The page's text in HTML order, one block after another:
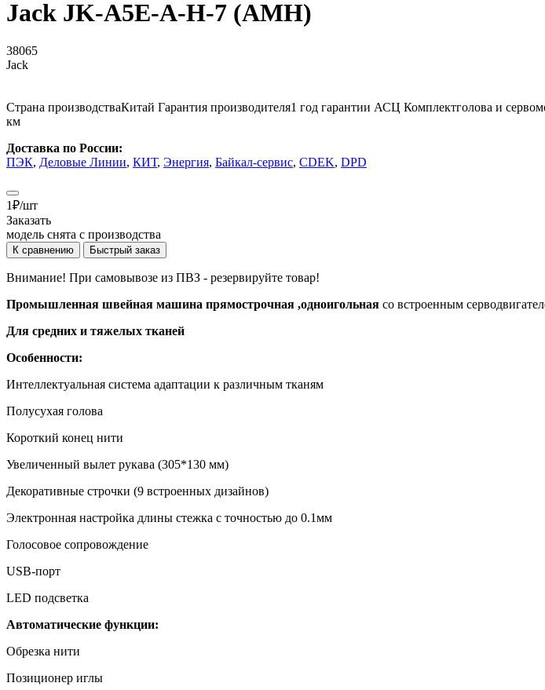
Jack JK-A5E-A-H-7 (AMH)
38065
Jack
Страна производстваКитай Гарантия производителя1 год гарантии АСЦ Комплектголова и
км
Доставка по России:
ПЭК, Деловые Линии, КИТ, Энергия, Байкал-сервис, CDEK, DPD
1₽/шт
Заказать
модель снята с производства
К сравнению Быстрый заказ
Внимание! При самовывозе из ПВЗ - резервируйте товар!
Промышленная швейная машина прямострочная ,одноигольная со встроенным
Для средних и тяжелых тканей
Особенности:
Интеллектуальная система адаптации к различным тканям
Полусухая голова
Короткий конец нити
Увеличенный вылет рукава (305*130 мм)
Декоративные строчки (9 встроенных дизайнов)
Электронная настройка длины стежка с точностью до 0.1мм
Голосовое сопровождение
USB-порт
LED подсветка
Автоматические функции:
Обрезка нити
Позиционер иглы